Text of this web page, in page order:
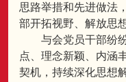
思路举措和先进做法
部开拓视野、解放思
与会党员干部纷
点、理念新颖、内涵
契机，持续深化思想